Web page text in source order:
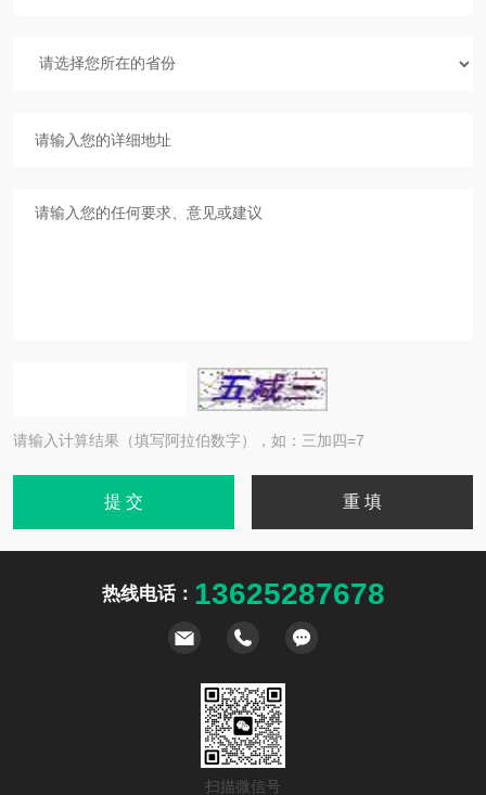
请输入计算结果（填写阿拉伯数字），如：三加四=7
热线电话： 13625287678
扫描微信号